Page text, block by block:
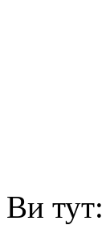
Ви тут: